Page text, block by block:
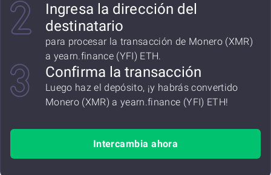
Ingresa la dirección del
destinatario
para procesar la transacción de Monero (XMR)
a yearn.finance (YFI) ETH.
Confirma la transacción
Luego haz el depósito, ¡y habrás convertido
Monero (XMR) a yearn.finance (YFI) ETH!
Intercambia ahora